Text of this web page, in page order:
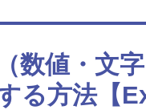
数値・文
る方法【